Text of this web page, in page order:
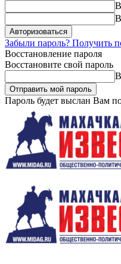
Забыли пароль? Получить
Восстановление пароля
Восстановите свой пароль
Пароль будет выслан Вам